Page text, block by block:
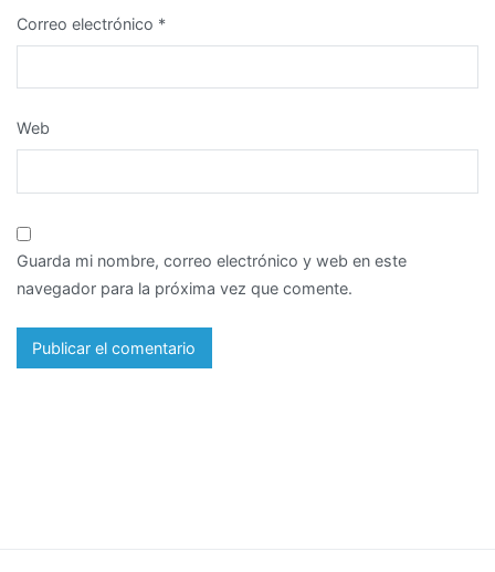
Correo electrónico *
Web
Guarda mi nombre, correo electrónico y web en este
navegador para la próxima vez que comente.